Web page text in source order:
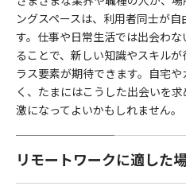
ングスペースは、利用者同士が
す。仕事や日常生活では出会わ
ることで、新しい知識やスキル
ラス要素が期待できます。自宅
く、たまにはこうした出会いを
激になってよいかもしれません。
リモートワークに適した